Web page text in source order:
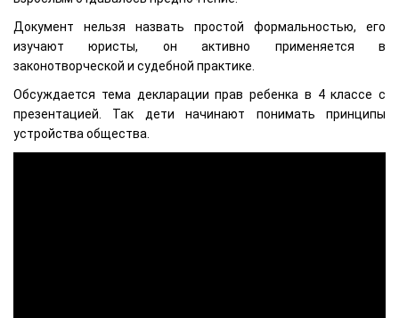
Документ нельзя назвать простой формальностью, его
изучают юристы, он активно применяется в
законотворческой и судебной практике.
Обсуждается тема декларации прав ребенка в 4 классе с
презентацией. Так дети начинают понимать принципы
устройства общества.